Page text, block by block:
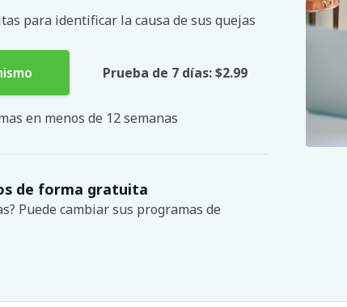
para identificar la causa de sus quejas
Prueba de 7 días: $2.99
en menos de 12 semanas
de forma gratuita
Puede cambiar sus programas de